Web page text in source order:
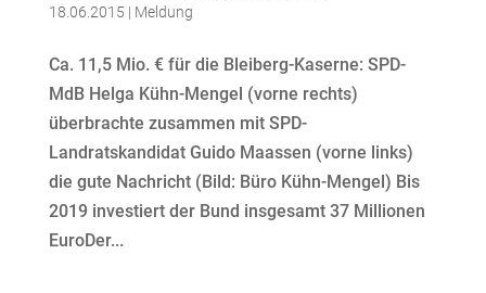
18.06.2015 | Meldung
Ca. 11,5 Mio. € für die Bleiberg-Kaserne: SPD-
MdB Helga Kühn-Mengel (vorne rechts)
überbrachte zusammen mit SPD-
Landratskandidat Guido Maassen (vorne links)
die gute Nachricht (Bild: Büro Kühn-Mengel) Bis
2019 investiert der Bund insgesamt 37 Millionen
EuroDer...